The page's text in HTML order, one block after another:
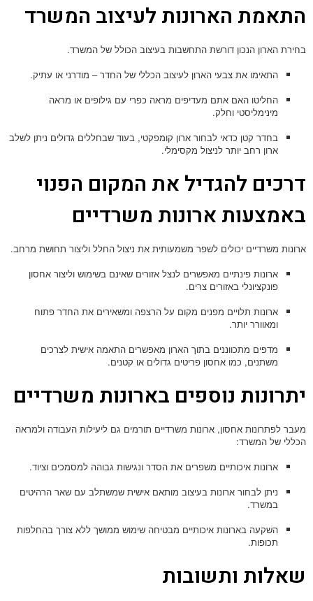
התאמת הארונות לעיצוב המשרד
בחירת הארון הנכון דורשת התחשבות בעיצוב הכולל של המשרד.
התאימו את צבעי הארון לעיצוב הכללי של החדר – מודרני או עתיק.
החליטו האם אתם מעדיפים מראה כפרי עם גילופים או מראה
מינימליסטי וחלק.
בחדר קטן כדאי לבחור ארון קומפקטי, בעוד שבחללים גדולים ניתן לשלב
ארון רחב יותר לניצול מקסימלי.
דרכים להגדיל את המקום הפנוי
באמצעות ארונות משרדיים
ארונות משרדיים יכולים לשפר משמעותית את ניצול החלל וליצור תחושת מרחב.
ארונות פינתיים מאפשרים לנצל אזורים שאינם בשימוש וליצור אחסון
פונקציונלי באזורים צרים.
ארונות תלויים מפנים מקום על הרצפה ומשאירים את החדר פתוח
ומאוורר יותר.
מדפים מתכווננים בתוך הארון מאפשרים התאמה אישית לצרכים
משתנים, כמו אחסון פריטים גדולים או קטנים.
יתרונות נוספים בארונות משרדיים
מעבר לפתרונות אחסון, ארונות משרדיים תורמים גם ליעילות העבודה ולמראה
הכללי של המשרד:
ארונות איכותיים משפרים את הסדר ונגישות גבוהה למסמכים וציוד.
ניתן לבחור ארונות בעיצוב מותאם אישית שמשתלב עם שאר הרהיטים
במשרד.
השקעה בארונות איכותיים מבטיחה שימוש ממושך ללא צורך בהחלפות
תכופות.
שאלות ותשובות